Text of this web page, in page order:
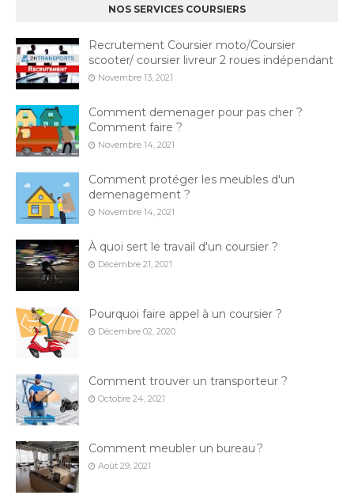
NOS SERVICES COURSIERS
Recrutement Coursier moto/Coursier
scooter/ coursier livreur 2 roues indépendant
Novembre 13, 2021
Comment demenager pour pas cher ?
Comment faire ?
Novembre 14, 2021
Comment protéger les meubles d'un
demenagement ?
Novembre 14, 2021
À quoi sert le travail d'un coursier ?
Décembre 21, 2021
Pourquoi faire appel à un coursier ?
Décembre 02, 2020
Comment trouver un transporteur ?
Octobre 24, 2021
Comment meubler un bureau ?
Août 29, 2021